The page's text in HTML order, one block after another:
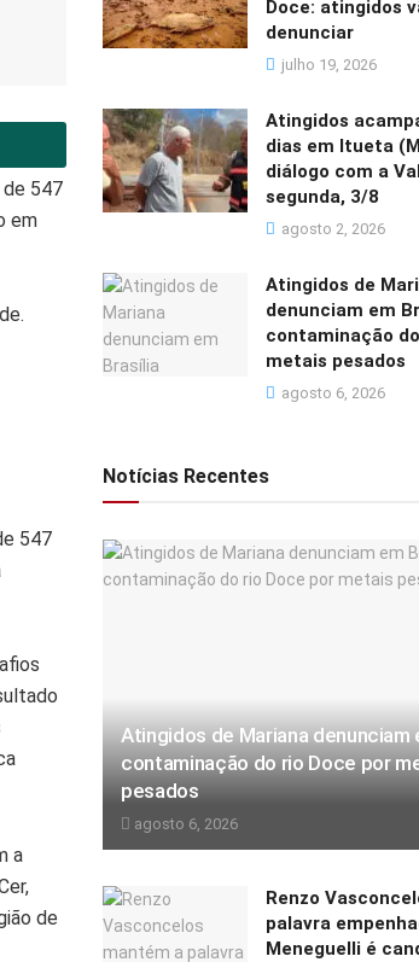
de 547
em
547
a
de
Doce: atingidos
denunciar
julho 19, 2026
Atingidos
dias em Itueta
diálogo com a
segunda, 3/8
agosto 2, 2026
Atingidos de
denunciam em
contaminação
metais pesados
agosto 6, 2026
Notícias Recentes
Atingidos de Mariana denunciam
contaminação do rio Doce por
pesados
agosto 6, 2026
Renzo
palavra
Meneguelli é